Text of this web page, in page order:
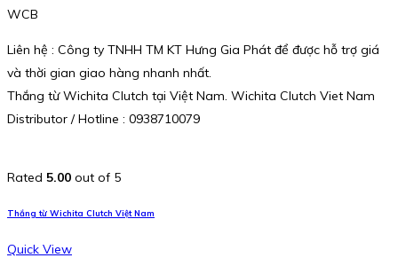
WCB
Liên hệ : Công ty TNHH TM KT Hưng Gia Phát để được hỗ trợ giá
và thời gian giao hàng nhanh nhất.
Thắng từ Wichita Clutch tại Việt Nam. Wichita Clutch Viet Nam
Distributor / Hotline : 0938710079
Rated 5.00 out of 5
Thắng từ Wichita Clutch Việt Nam
Quick View